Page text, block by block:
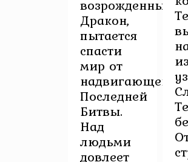
возрожденный
Дракон,
пытается
спасти
мир от
надвигающейся
Последней
Битвы.
Над
людьми
довлеет